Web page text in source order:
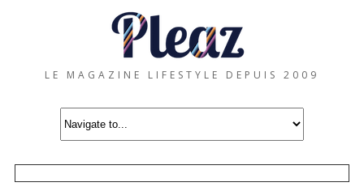
LE MAGAZINE LIFESTYLE DEPUIS 2009